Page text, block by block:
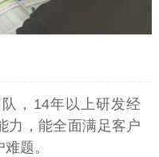
，14年以上研发经
力，能全面满足客户
题。